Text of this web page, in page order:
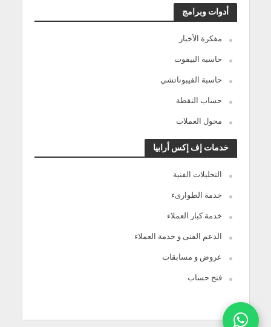
أدوات وبرامج
مفكرة الأخبار
حاسبة البيفوت
حاسبة الفيبوناتشي
حساب النقطة
محول العملات
خدمات إف إكس أرابيا
التحليلات الفنية
خدمة الطوارىء
خدمة كبار العملاء
الدعم الفنى و خدمة العملاء
عروض و مسابقات
فتح حساب